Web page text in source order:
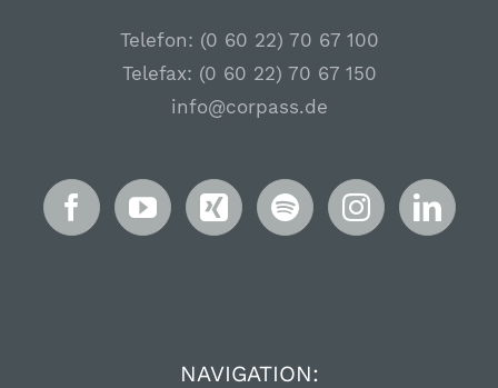
Telefon: (0 60 22) 70 67 100
Telefax: (0 60 22) 70 67 150
info@corpass.de
NAVIGATION: